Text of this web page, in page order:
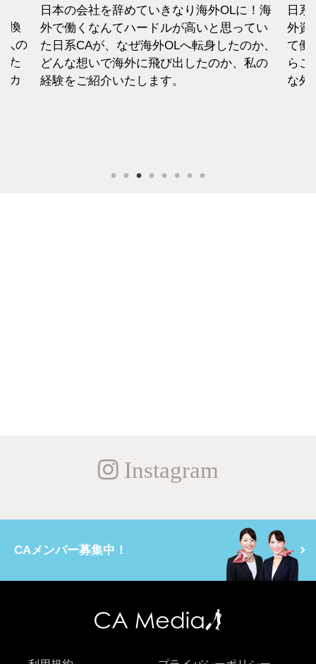
換
人の
た
カ
日本の会社を辞めていきなり海外OLに！海
外で働くなんてハードルが高いと思ってい
た日系CAが、なぜ海外OLへ転身したのか、
どんな想いで海外に飛び出したのか、私の
経験をご紹介いたします。
日
外資
て働
らこ
な外
Instagram
CAメンバー募集中！